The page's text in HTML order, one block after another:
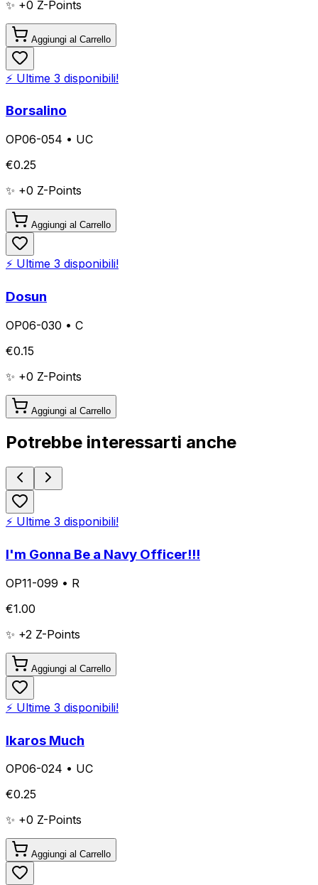
✨ +0 Z-Points
Aggiungi al Carrello
⚡ Ultime 3 disponibili!
Borsalino
OP06-054 • UC
€0.25
✨ +0 Z-Points
Aggiungi al Carrello
⚡ Ultime 3 disponibili!
Dosun
OP06-030 • C
€0.15
✨ +0 Z-Points
Aggiungi al Carrello
Potrebbe interessarti anche
⚡ Ultime 3 disponibili!
I'm Gonna Be a Navy Officer!!!
OP11-099 • R
€1.00
✨ +2 Z-Points
Aggiungi al Carrello
⚡ Ultime 3 disponibili!
Ikaros Much
OP06-024 • UC
€0.25
✨ +0 Z-Points
Aggiungi al Carrello